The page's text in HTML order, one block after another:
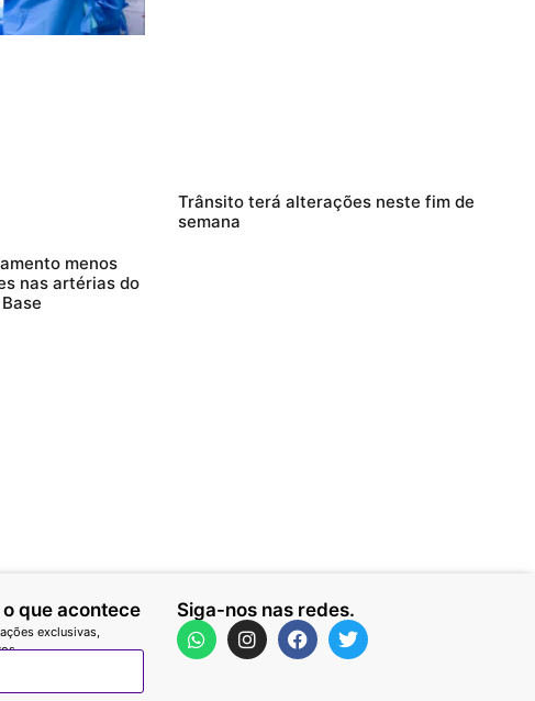
menos
nas artérias do
Trânsito terá alterações neste fim de
semana
que acontece
exclusivas,
Siga-nos nas redes.